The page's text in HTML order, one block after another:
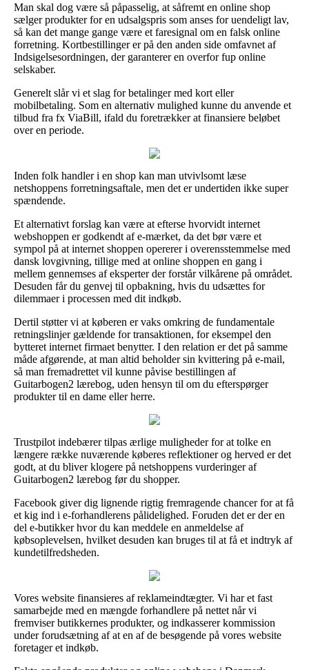
Man skal dog være så påpasselig, at såfremt en online shop
sælger produkter for en udsalgspris som anses for uendeligt lav,
så kan det mange gange være et faresignal om en falsk online
forretning. Kortbestillinger er på den anden side omfavnet af
Indsigelsesordningen, der garanterer en overfor fup online
selskaber.
Generelt slår vi et slag for betalinger med kort eller
mobilbetaling. Som en alternativ mulighed kunne du anvende et
tilbud fra fx ViaBill, ifald du foretrækker at finansiere beløbet
over en periode.
Inden folk handler i en shop kan man utvivlsomt læse
netshoppens forretningsaftale, men det er undertiden ikke super
spændende.
Et alternativt forslag kan være at efterse hvorvidt internet
webshoppen er godkendt af e-mærket, da det bør være et
sympol på at internet shoppen opererer i overensstemmelse med
dansk lovgivning, tillige med at online shoppen en gang i
mellem gennemses af eksperter der forstår vilkårene på området.
Desuden får du genvej til opbakning, hvis du udsættes for
dilemmaer i processen med dit indkøb.
Dertil støtter vi at køberen er vaks omkring de fundamentale
retningslinjer gældende for transaktionen, for eksempel den
bytteret internet firmaet benytter. I den relation er det på samme
måde afgørende, at man altid beholder sin kvittering på e-mail,
så man fremadrettet vil kunne påvise bestillingen af
Guitarbogen2 lærebog, uden hensyn til om du efterspørger
produkter til en dame eller herre.
Trustpilot indebærer tilpas ærlige muligheder for at tolke en
længere række nuværende køberes reflektioner og herved er det
godt, at du bliver klogere på netshoppens vurderinger af
Guitarbogen2 lærebog før du shopper.
Facebook giver dig lignende rigtig fremragende chancer for at få
et kig ind i e-forhandlerens pålidelighed. Foruden det er der en
del e-butikker hvor du kan meddele en anmeldelse af
købsoplevelsen, hvilket desuden kan bruges til at få et indtryk af
kundetilfredsheden.
Vores website finansieres af reklameindtægter. Vi har et fast
samarbejde med en mængde forhandlere på nettet når vi
fremviser butikkernes produkter, og indkasserer kommission
under forudsætning af at en af de besøgende på vores website
foretager et indkøb.